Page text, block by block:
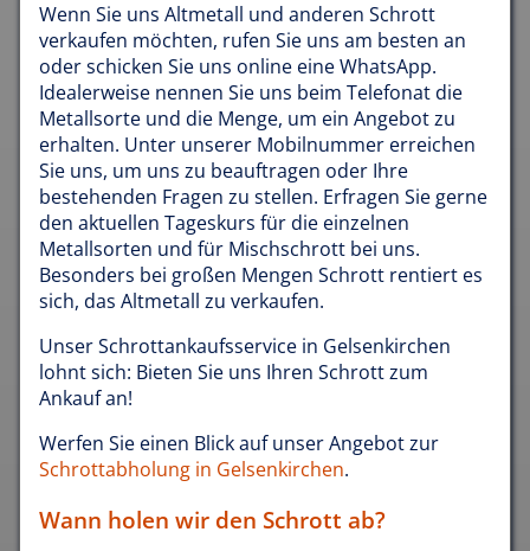
Wenn Sie uns Altmetall und anderen Schrott
verkaufen möchten, rufen Sie uns am besten an
oder schicken Sie uns online eine WhatsApp.
Idealerweise nennen Sie uns beim Telefonat die
Metallsorte und die Menge, um ein Angebot zu
erhalten. Unter unserer Mobilnummer erreichen
Sie uns, um uns zu beauftragen oder Ihre
bestehenden Fragen zu stellen. Erfragen Sie gerne
den aktuellen Tageskurs für die einzelnen
Metallsorten und für Mischschrott bei uns.
Besonders bei großen Mengen Schrott rentiert es
sich, das Altmetall zu verkaufen.
Unser Schrottankaufsservice in Gelsenkirchen
lohnt sich: Bieten Sie uns Ihren Schrott zum
Ankauf an!
Werfen Sie einen Blick auf unser Angebot zur
Schrottabholung in Gelsenkirchen.
Wann holen wir den Schrott ab?